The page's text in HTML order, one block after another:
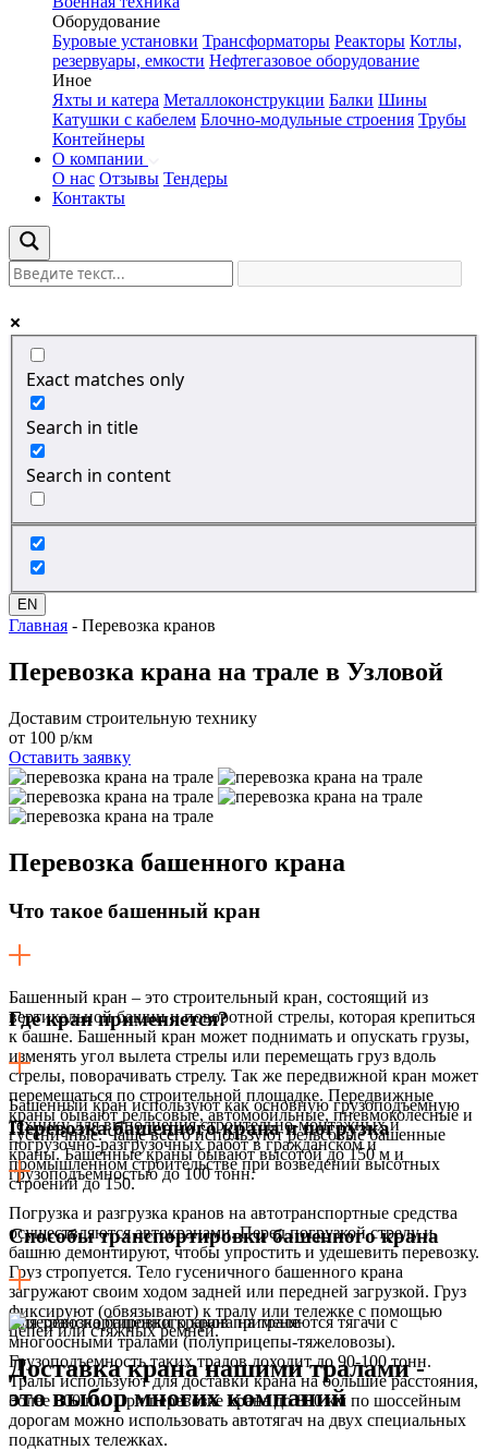
Оборудование
Буровые установки Трансформаторы Реакторы Котлы,
резервуары, емкости Нефтегазовое оборудование
Иное
Яхты и катера Металлоконструкции Балки Шины
Катушки с кабелем Блочно-модульные строения Трубы
Контейнеры
О компании
О нас Отзывы Тендеры
Контакты
Exact matches only
Search in title
Search in content
EN
Главная - Перевозка кранов
Перевозка крана на трале в Узловой
Доставим строительную технику
от 100 р/км
Оставить заявку
Перевозка башенного крана
Что такое башенный кран
Башенный кран – это строительный кран, состоящий из
вертикальной башни и поворотной стрелы, которая крепиться
к башне. Башенный кран может поднимать и опускать грузы,
изменять угол вылета стрелы или перемещать груз вдоль
стрелы, поворачивать стрелу. Так же передвижной кран может
перемещаться по строительной площадке. Передвижные
краны бывают рельсовые, автомобильные, пневмоколесные и
гусеничные. Чаще всего используют рельсовые башенные
краны. Башенные краны бывают высотой до 150 м и
грузоподъемностью до 100 тонн.
Где кран применяется?
Башенный кран используют как основную грузоподъемную
технику для выполнения строительно-монтажных и
погрузочно-разгрузочных работ в гражданском и
промышленном строительстве при возведении высотных
строений до 150.
Перевозка башенного крана и погрузка
Погрузка и разгрузка кранов на автотранспортные средства
осуществляются автокранами. Перед погрузкой стрелу и
башню демонтируют, чтобы упростить и удешевить перевозку.
Груз стропуется. Тело гусеничного башенного крана
загружают своим ходом задней или передней загрузкой. Груз
фиксируют (обвязывают) к тралу или тележке с помощью
цепей или стяжных ремней.
Способы транспортировки башенного крана
Для транспортировки кранов применяются тягачи с
многоосными тралами (полуприцепы-тяжеловозы).
Грузоподъемность таких тралов доходит до 90-100 тонн.
Тралы используют для доставки крана на большие расстояния,
более 800 км. При перевозке крана до 800 км по шоссейным
дорогам можно использовать автотягач на двух специальных
подкатных тележках.
Доставка крана нашими тралами -
это выбор многих компаний